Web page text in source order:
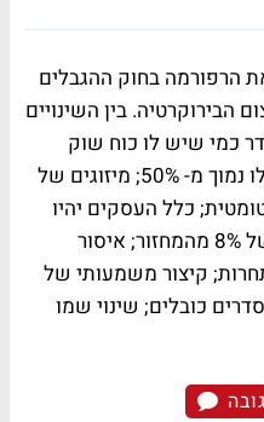
הרפורמה בחוק ההגבלים
הבירוקרטיה. בין השינויים
כמי שיש לו כוח שוק
משמעותי גם אם נתח השוק שלו נמוך מ- 50%; מיזוגים של
אוטומטית; כלל העסקים יהיו
כפופים לרף עיצומים בשיעור של 8% מהמחזור; איסור
קיצור משמעותי של
כובלים; שינוי שמו